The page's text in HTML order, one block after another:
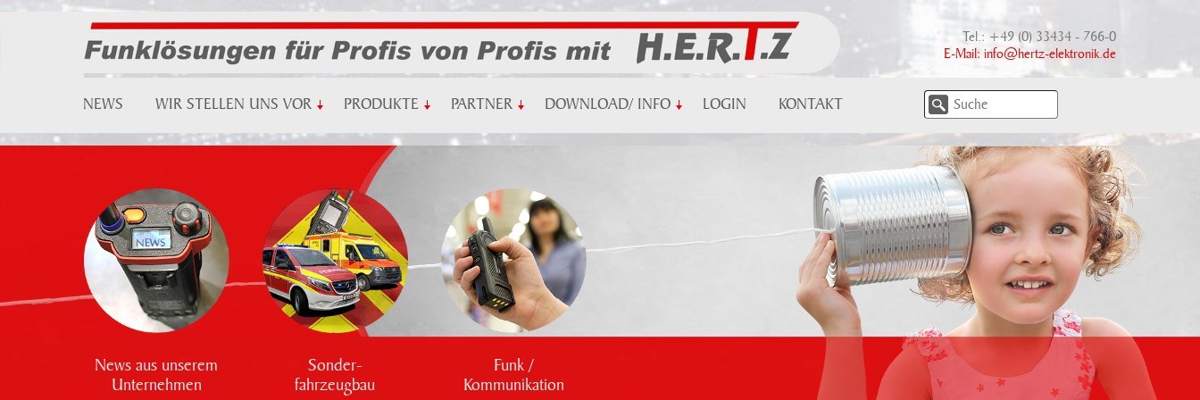
Tel.: +49 (0) 33434 - 766-0
E-Mail: info@hertz-elektronik.de
NEWS WIR STELLEN UNS VOR PRODUKTE PARTNER DOWNLOAD/ INFO LOGIN KONTAKT
News aus unserem
Unternehmen
Sonder-
fahrzeugbau
Funk /
Kommunikation